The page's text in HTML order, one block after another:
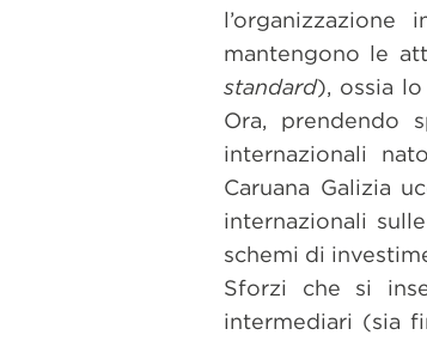
mantengono le
standard), ossia
Ora, prendendo
internazionali
Caruana Galizia
internazionali
schemi di
Sforzi che si
intermediari (sia